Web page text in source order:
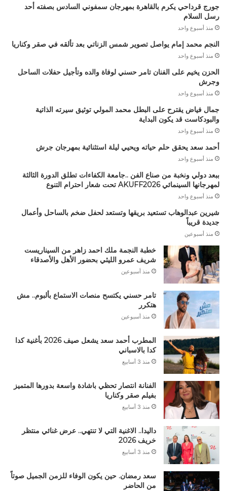
جورج قرداحي يكرم بالقاهرة بمهرجان سمفوني السادس بصفته أحد
رسل السلام
منذ أسبوع واحد
النجم محمد إمام يواصل تصوير شمس الزناتي بعد تألقه في صقر وكناريا
منذ أسبوع واحد
الحزن يخيم على الفنان تامر حسني لوفاة والده وتأجيل حفلات الساحل
وجرش
منذ أسبوع واحد
جمال فياض يقترح على البطل محمد المولي توثيق سيرته الذاتية
والبودكاست قد يكون البداية
منذ أسبوع واحد
أحمد سعد يحقق حلم حياته ويحيي ليلة استثنائية بمهرجان جرش
منذ أسبوع واحد
ببعد دولي ونخبة من صناع الفن ..جامعة الكفاءات تطلق الدورة الثالثة
لمهرجانها السينمائي AKUFF2026 تحت شعار احترام التنوع
منذ أسبوع واحد
شيرين عبدالوهاب تستعيد بريقها وتستعد لحفل ضخم بالساحل وأعمال
جديدة قريباً
منذ أسبوعين
خطبة النجمة ملك احمد زاهر من السيناريست
شريف عمرو الليثي بحضور الأهل والأصدقاء
منذ أسبوعين
تامر حسني يكتسح منصات الاستماع بألبوم.. مش
هتكرر
منذ أسبوعين
المطرب أحمد سعد يشعل صيف 2026 بأغنية كدا
كدا بالاسباني
منذ 3 أسابيع
الفنانة انتصار تحظي باشادة واسعة بدورها المتميز
بفيلم صقر وكناريا
منذ 3 أسابيع
داليدا.. الاغنية التي لا تنتهي.. عرض غنائي منتظر
خريف 2026
منذ 3 أسابيع
سعد رمضان. حين يكون الوفاء للزمن الجميل صوتاً
من الحاضر